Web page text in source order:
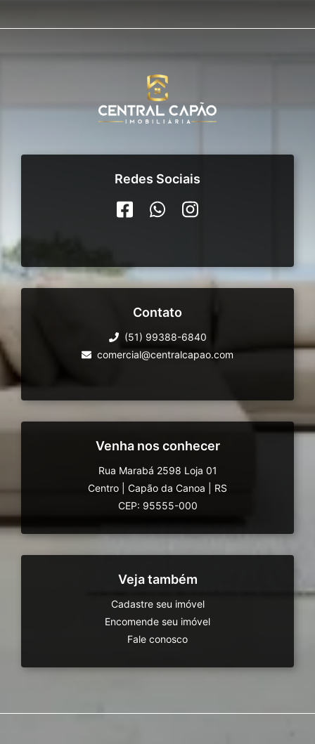
Redes Sociais
Contato
(51) 99388-6840
comercial@centralcapao.com
Venha nos conhecer
Rua Marabá 2598 Loja 01
Centro
Capão da Canoa
RS
CEP: 95555-000
Veja também
Cadastre seu imóvel
Encomende seu imóvel
Fale conosco